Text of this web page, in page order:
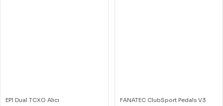
EP1 Dual TCXO Alıcı FANATEC ClubSport Pedals V3